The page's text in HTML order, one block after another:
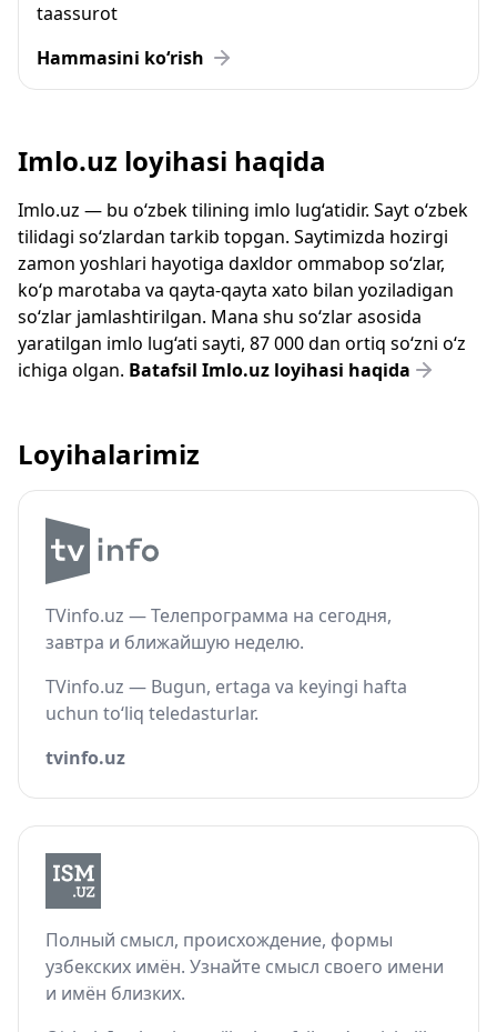
taassurot
Hammasini ko‘rish
Imlo.uz loyihasi haqida
Imlo.uz — bu o‘zbek tilining imlo lug‘atidir. Sayt o‘zbek
tilidagi so‘zlardan tarkib topgan. Saytimizda hozirgi
zamon yoshlari hayotiga daxldor ommabop so‘zlar,
ko‘p marotaba va qayta-qayta xato bilan yoziladigan
so‘zlar jamlashtirilgan. Mana shu so‘zlar asosida
yaratilgan imlo lug‘ati sayti, 87 000 dan ortiq so‘zni o‘z
ichiga olgan. Batafsil Imlo.uz loyihasi haqida
Loyihalarimiz
TVinfo.uz — Телепрограмма на сегодня,
завтра и ближайшую неделю.
TVinfo.uz — Bugun, ertaga va keyingi hafta
uchun to‘liq teledasturlar.
tvinfo.uz
Полный смысл, происхождение, формы
узбекских имён. Узнайте смысл своего имени
и имён близких.